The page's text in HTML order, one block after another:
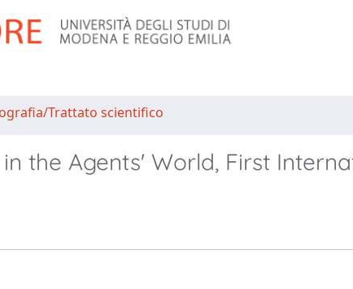
Trattato scientifico
the Agents' World, First